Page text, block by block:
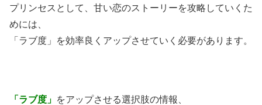
プリンセスとして、甘い恋のストーリーを攻略していくた
めには、
「ラブ度」を効率良くアップさせていく必要があります。
「ラブ度」 をアップさせる選択肢の情報、